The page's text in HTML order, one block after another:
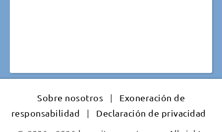
Sobre nosotros |
Exoneración de
responsabilidad
|
Declaración de privacidad